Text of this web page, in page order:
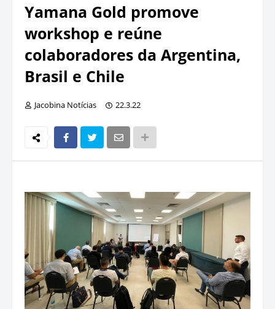
Yamana Gold promove
workshop e reúne
colaboradores da Argentina,
Brasil e Chile
Jacobina Notícias 22.3.22